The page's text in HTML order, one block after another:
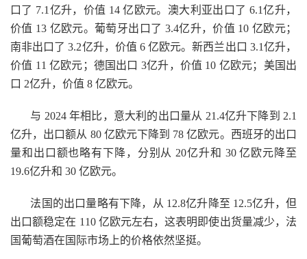
口了 7.1亿升，价值 14 亿欧元。澳大利亚出口了 6.1亿升，
价值 13 亿欧元。葡萄牙出口了 3.4亿升，价值 10 亿欧元；
南非出口了 3.2亿升，价值 6 亿欧元。新西兰出口 3.1亿升，
价值 11 亿欧元；德国出口 3亿升，价值 10 亿欧元；美国出
口 2亿升，价值 8 亿欧元。
与 2024 年相比，意大利的出口量从 21.4亿升下降到 2.1
亿升，出口额从 80 亿欧元下降到 78 亿欧元。西班牙的出口
量和出口额也略有下降，分别从 20亿升和 30 亿欧元降至
19.6亿升和 30 亿欧元。
法国的出口量略有下降，从 12.8亿升降至 12.5亿升，但
出口额稳定在 110 亿欧元左右，这表明即使出货量减少，法
国葡萄酒在国际市场上的价格依然坚挺。